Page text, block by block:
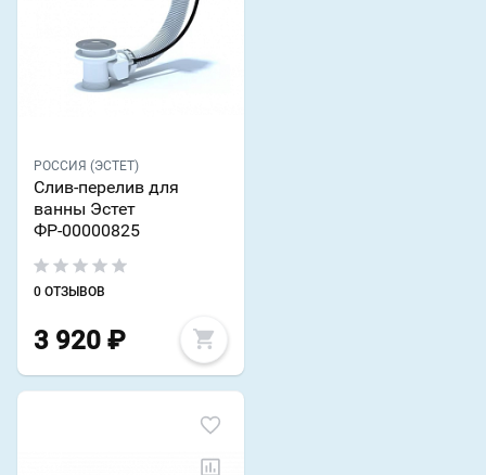
РОССИЯ (ЭСТЕТ)
Слив-перелив для
ванны Эстет
ФР-00000825
0 ОТЗЫВОВ
3 920 ₽